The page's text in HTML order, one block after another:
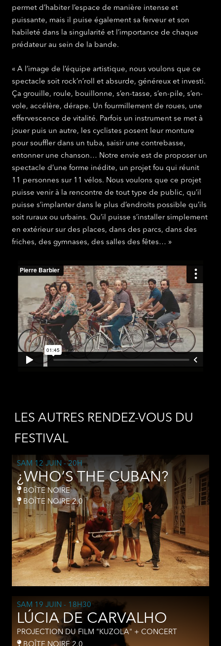
permet d’habiter l’espace de manière intense et
puissante, mais il puise également sa ferveur et son
habileté dans la singularité et l’importance de chaque
prédateur au sein de la bande.
« A l’image de l’équipe artistique, nous voulons que ce
spectacle soit rock’n’roll et absurde, généreux et investi.
Ça grouille, roule, bouillonne, s’en-tasse, s’en-pile, s’en-
vole, accélère, dérape. Un fourmillement de roues, une
effervescence de vitalité. Parfois un instrument se met à
jouer puis un autre, les cyclistes posent leur monture
pour souffler dans un tuba, saisir une contrebasse,
entonner une chanson… Notre envie est de proposer un
spectacle d’une forme inédite, un projet fou qui réunit
11 personnes sur 11 vélos. Nous voulons que ce projet
puisse venir à la rencontre de tout type de public, qu’il
puisse s’implanter dans le plus d’endroits possible qu’ils
soit ruraux ou urbains. Qu’il puisse s’installer simplement
en extérieur sur des places, dans des parcs, dans des
friches, des gymnases, des salles des fêtes… »
LES AUTRES RENDEZ-VOUS DU
FESTIVAL
SAM 12 JUIN - 20H
¿WHO’S THE CUBAN?
BOÎTE NOIRE
BOÎTE NOIRE 2.0
SAM 19 JUIN - 18H30
LÚCIA DE CARVALHO
PROJECTION DU FILM "KUZOLA" + CONCERT